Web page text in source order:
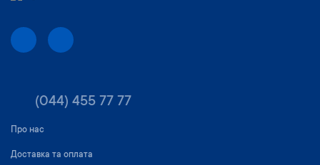
(044) 455 77 77
Про нас
Доставка та оплата